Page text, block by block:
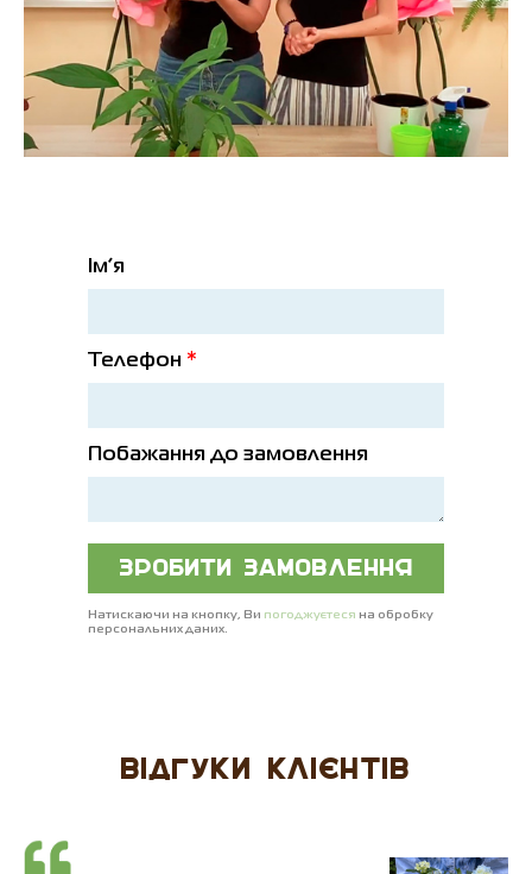
Ім’я
Телефон *
Побажання до замовлення
Натискаючи на кнопку, Ви погоджуєтеся на обробку
персональних даних.
ВІДГУКИ КЛІЄНТІВ